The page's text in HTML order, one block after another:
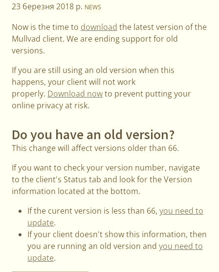
23 березня 2018 р. NEWS
Now is the time to download the latest version of the
Mullvad client. We are ending support for old
versions.
If you are still using an old version when this
happens, your client will not work
properly. Download nowto prevent putting your
online privacy at risk.
Do you have an old version?
This change will affect versions older than 66.
If you want to check your version number, navigate
to the client's Status tab and look for the Version
information located at the bottom.
If the curent version is less than 66, you need to
update.
If your client doesn't show this information, then
you are running an old version and you need to
update.